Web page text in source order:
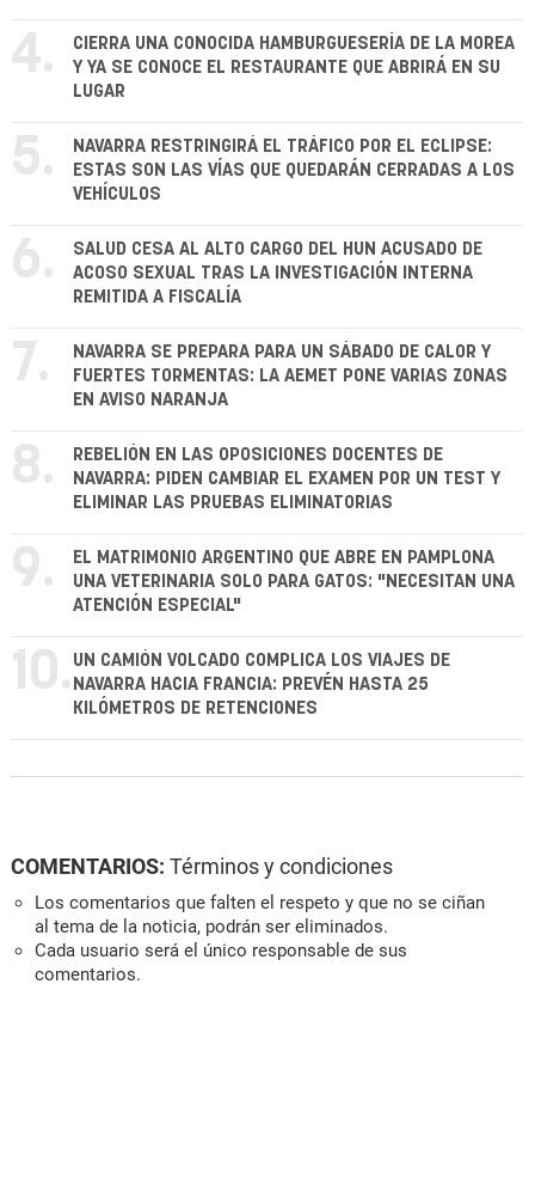
4.
CIERRA UNA CONOCIDA HAMBURGUESERÍA DE LA MOREA
Y YA SE CONOCE EL RESTAURANTE QUE ABRIRÁ EN SU
LUGAR
5.
NAVARRA RESTRINGIRÁ EL TRÁFICO POR EL ECLIPSE:
ESTAS SON LAS VÍAS QUE QUEDARÁN CERRADAS A LOS
VEHÍCULOS
6.
SALUD CESA AL ALTO CARGO DEL HUN ACUSADO DE
ACOSO SEXUAL TRAS LA INVESTIGACIÓN INTERNA
REMITIDA A FISCALÍA
7.
NAVARRA SE PREPARA PARA UN SÁBADO DE CALOR Y
FUERTES TORMENTAS: LA AEMET PONE VARIAS ZONAS
EN AVISO NARANJA
8.
REBELIÓN EN LAS OPOSICIONES DOCENTES DE
NAVARRA: PIDEN CAMBIAR EL EXAMEN POR UN TEST Y
ELIMINAR LAS PRUEBAS ELIMINATORIAS
9.
EL MATRIMONIO ARGENTINO QUE ABRE EN PAMPLONA
UNA VETERINARIA SOLO PARA GATOS: "NECESITAN UNA
ATENCIÓN ESPECIAL"
10. UN CAMIÓN VOLCADO COMPLICA LOS VIAJES DE
NAVARRA HACIA FRANCIA: PREVÉN HASTA 25
KILÓMETROS DE RETENCIONES
COMENTARIOS: Términos y condiciones
Los comentarios que falten el respeto y que no se ciñan
al tema de la noticia, podrán ser eliminados.
Cada usuario será el único responsable de sus
comentarios.